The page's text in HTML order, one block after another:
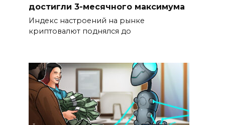
достигли 3-месячного максимума
Индекс настроений на рынке
криптовалют поднялся до